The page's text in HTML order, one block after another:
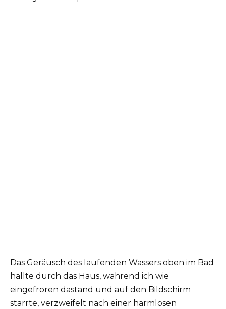
Das Geräusch des laufenden Wassers oben im Bad
hallte durch das Haus, während ich wie
eingefroren dastand und auf den Bildschirm
starrte, verzweifelt nach einer harmlosen